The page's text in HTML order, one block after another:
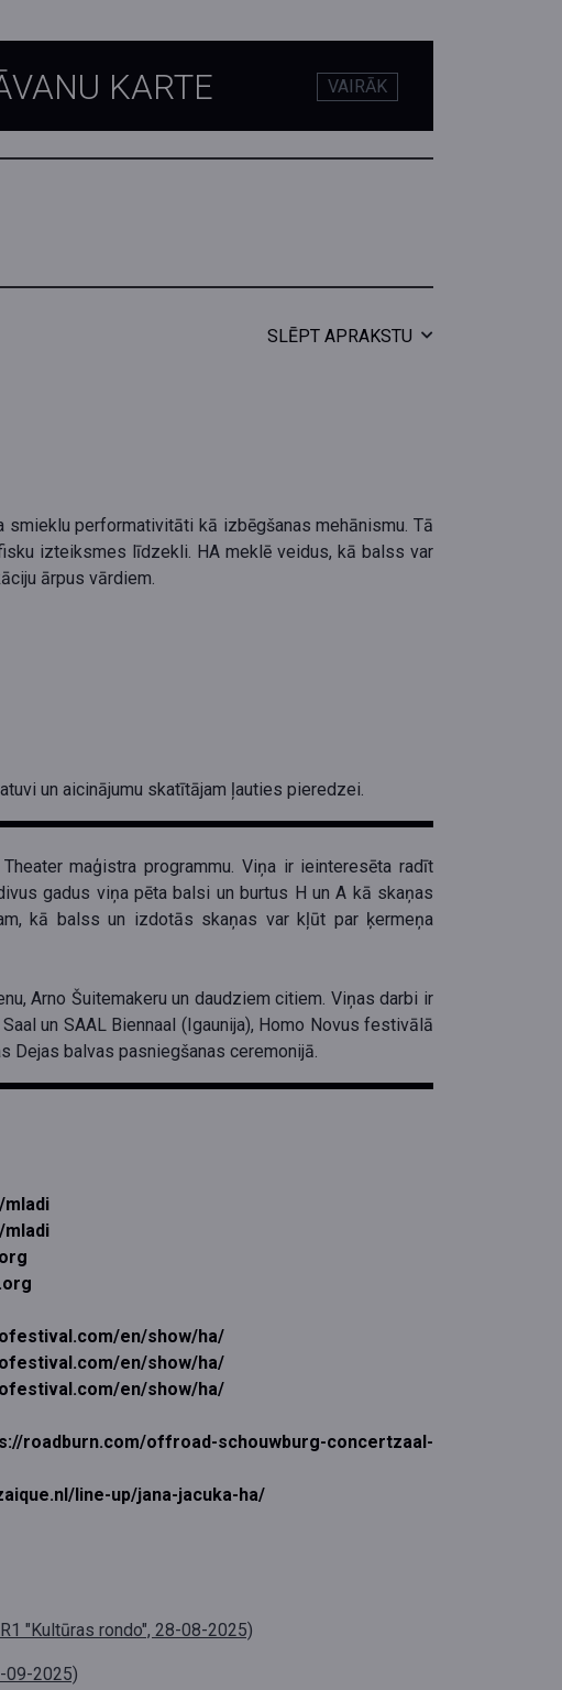
KARTE VAIRĀK
SLĒPT APRAKSTU
performativitāti kā izbēgšanas mehānismu. Tā
izteiksmes līdzekli. HA meklē veidus, kā balss var
ārpus vārdiem.
un aicinājumu skatītājam ļauties pieredzei.
maģistra programmu. Viņa ir ieinteresēta radīt
gadus viņa pēta balsi un burtus H un A kā skaņas
kā balss un izdotās skaņas var kļūt par ķermeņa
Arno Šuitemakeru un daudziem citiem. Viņas darbi ir
un SAAL Biennaal (Igaunija), Homo Novus festivālā
Dejas balvas pasniegšanas ceremonijā.
mladi
mladi
en/show/ha/
en/show/ha/
en/show/ha/
roadburn.com/offroad-schouwburg-concertzaal-
line-up/jana-jacuka-ha/
"Kultūras rondo", 28-08-2025)
09-2025)